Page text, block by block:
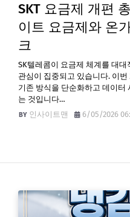
SKT 요금제 개편
이트 요금제와 온
크
SK텔레콤이 요금제 체계를 대
관심이 집중되고 있습니다. 이번
기존 방식을 단순화하고 데이터
는 것입니다…
인사이트맨
6/05/2026